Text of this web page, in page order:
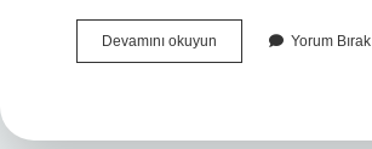
Devamını okuyun
Basınç
Yorum Bırak